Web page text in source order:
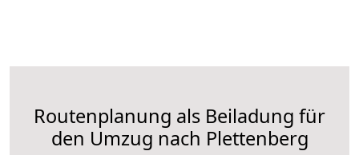
Routenplanung als Beiladung für
den Umzug nach Plettenberg